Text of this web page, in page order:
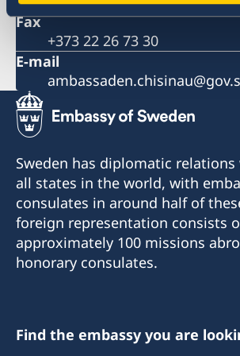
Fax
+373 22 26 73 30
E-mail
Sweden has diplomatic
all states in the world, with
consulates in around half of
foreign representation consists
approximately 100 missions
honorary consulates.
Find the embassy you are